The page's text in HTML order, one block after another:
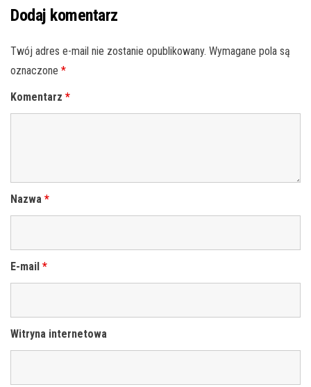
Dodaj komentarz
Twój adres e-mail nie zostanie opublikowany. Wymagane pola są
oznaczone *
Komentarz *
Nazwa *
E-mail *
Witryna internetowa